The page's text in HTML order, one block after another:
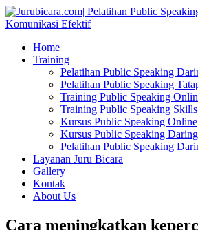
Home
Training
Pelatihan Public Speaking
Pelatihan Public Speaking
Training Public Speaking
Training Public Speaking Skills
Kursus Public Speaking Online
Kursus Public Speaking Daring
Pelatihan Public Speaking
Layanan Juru Bicara
Gallery
Kontak
About Us
Cara meningkatkan